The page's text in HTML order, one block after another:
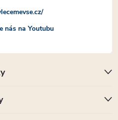
nás na Youtubu